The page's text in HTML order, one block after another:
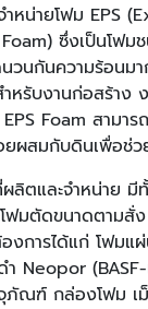
ำหน่ายโฟม EPS
ซึ่งเป็นโฟม
วนกันความร้อนม
ำหรับงานก่อสร้าง
Foam สามาร
ยผสมกับดินเพื่อช่
ผลิตและจำหน่าย
ฟมตัดขนาดตามสั่
งการได้แก่ โฟมแ
Neopor
ภัณฑ์ กล่องโฟม เ